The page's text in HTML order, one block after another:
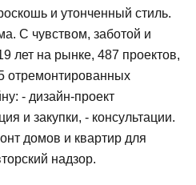
и утонченный стиль.
С чувством, заботой и
лет на рынке, 487 проектов,
отремонтированных
- дизайн-проект
и закупки, - консультации.
домов и квартир для
надзор.